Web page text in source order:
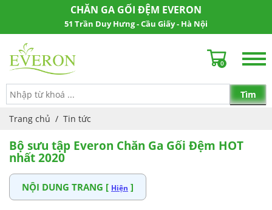
CHĂN GA GỐI ĐỆM EVERON
51 Trần Duy Hưng - Cầu Giấy - Hà Nội
0
Trang chủ / Tin tức
Bộ sưu tập Everon Chăn Ga Gối Đệm HOT
nhất 2020
NỘI DUNG TRANG [ Hiện ]